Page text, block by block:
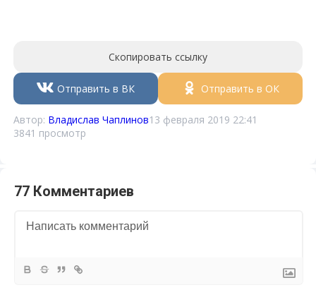
Скопировать ссылку
Отправить в ВК Отправить в ОК
Автор: Владислав Чаплинов13 февраля 2019 22:41
3841 просмотр
77 Комментариев